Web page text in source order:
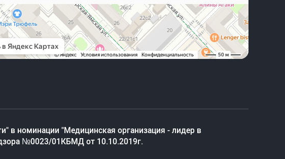
в номинации "Медицинская организация - лидер в
№0023/01КБМД от 10.10.2019г.